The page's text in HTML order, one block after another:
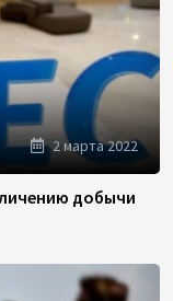
2 марта 2022
добычи